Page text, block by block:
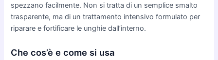
spezzano facilmente. Non si tratta di un semplice smalto
trasparente, ma di un trattamento intensivo formulato per
riparare e fortificare le unghie dall’interno.
Che cos’è e come si usa